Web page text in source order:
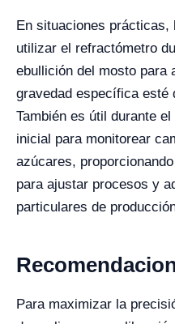
En situaciones
utilizar el refractómetro
ebullición del mosto para
gravedad específica esté
También es útil durante
inicial para monitorear
azúcares,
para ajustar procesos y
particulares de
Para maximizar la